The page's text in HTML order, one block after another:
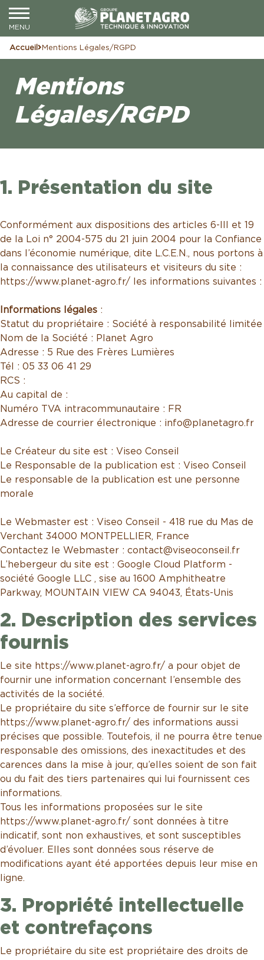
Accueil Mentions Légales/RGPD
Mentions
Légales/RGPD
1. Présentation du site
Conformément aux dispositions des articles 6-III et 19
de la Loi n° 2004-575 du 21 juin 2004 pour la Confiance
dans l’économie numérique, dite L.C.E.N., nous portons à
la connaissance des utilisateurs et visiteurs du site :
https://www.planet-agro.fr/ les informations suivantes :
Informations légales :
Statut du propriétaire : Société à responsabilité limitée
Nom de la Société : Planet Agro
Adresse : 5 Rue des Frères Lumières
Tél : 05 33 06 41 29
RCS :
Au capital de :
Numéro TVA intracommunautaire : FR
Adresse de courrier électronique : info@planetagro.fr
Le Créateur du site est : Viseo Conseil
Le Responsable de la publication est : Viseo Conseil
Le responsable de la publication est une personne
morale
Le Webmaster est : Viseo Conseil - 418 rue du Mas de
Verchant 34000 MONTPELLIER, France
Contactez le Webmaster : contact@viseoconseil.fr
L’hebergeur du site est : Google Cloud Platform -
société Google LLC , sise au 1600 Amphitheatre
Parkway, MOUNTAIN VIEW CA 94043, États-Unis
2. Description des services
fournis
Le site https://www.planet-agro.fr/ a pour objet de
fournir une information concernant l’ensemble des
activités de la société.
Le propriétaire du site s’efforce de fournir sur le site
https://www.planet-agro.fr/ des informations aussi
précises que possible. Toutefois, il ne pourra être tenue
responsable des omissions, des inexactitudes et des
carences dans la mise à jour, qu’elles soient de son fait
ou du fait des tiers partenaires qui lui fournissent ces
informations.
Tous les informations proposées sur le site
https://www.planet-agro.fr/ sont données à titre
indicatif, sont non exhaustives, et sont susceptibles
d’évoluer. Elles sont données sous réserve de
modifications ayant été apportées depuis leur mise en
ligne.
3. Propriété intellectuelle
et contrefaçons
Le propriétaire du site est propriétaire des droits de